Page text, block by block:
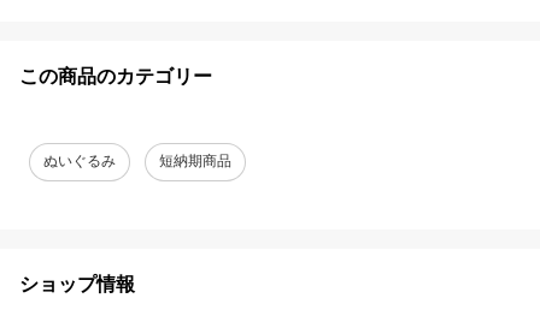
この商品のカテゴリー
ぬいぐるみ 短納期商品
ショップ情報